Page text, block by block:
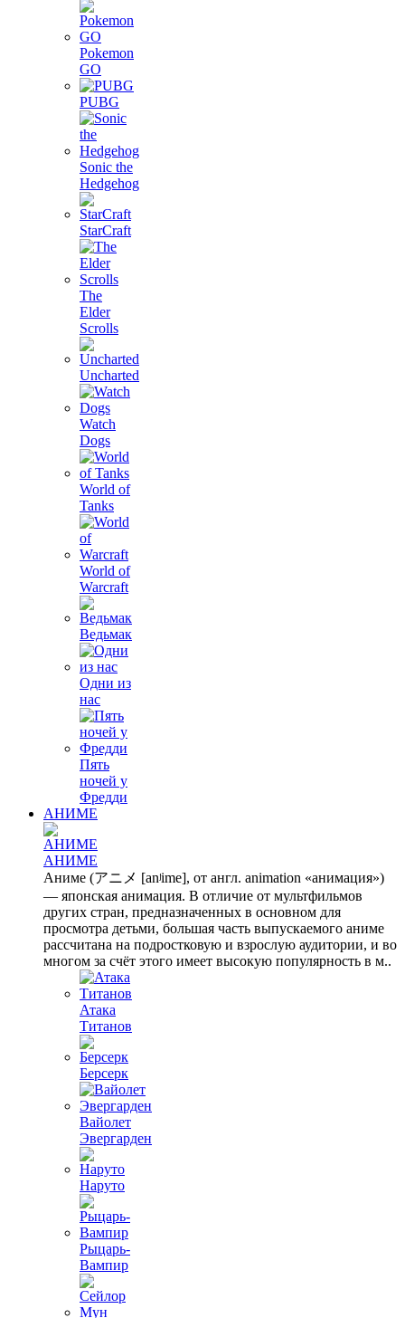
Pokemon
GO
PUBG
Sonic the
Hedgehog
StarCraft
The
Elder
Scrolls
Uncharted
Watch
Dogs
World of
Tanks
World of
Warcraft
Ведьмак
Одни из
нас
Пять
ночей у
Фредди
АНИМЕ
АНИМЕ
Аниме (アニメ [anʲime], от англ. animation «анимация»)
— японская анимация. В отличие от мультфильмов
других стран, предназначенных в основном для
просмотра детьми, большая часть выпускаемого аниме
рассчитана на подростковую и взрослую аудитории, и во
многом за счёт этого имеет высокую популярность в м..
Атака
Титанов
Берсерк
Вайолет
Эвергарден
Наруто
Рыцарь-
Вампир